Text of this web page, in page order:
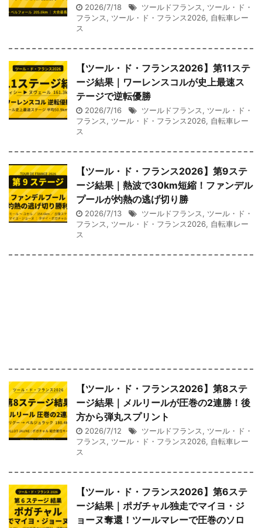
2026/7/18 ツールドフランス, ツール・ド・
フランス, ツール・ド・フランス2026, 自転車レー
ス
【ツール・ド・フランス2026】第11ステ
ージ結果｜ワーレンスコルが史上最速ス
テージで逆転優勝
2026/7/16 ツールドフランス, ツール・ド・
フランス, ツール・ド・フランス2026, 自転車レー
ス
【ツール・ド・フランス2026】第9ステ
ージ結果｜熱波で30km短縮！ファンデル
プールが灼熱の逃げ切り勝
2026/7/13 ツールドフランス, ツール・ド・
フランス, ツール・ド・フランス2026, 自転車レー
ス
【ツール・ド・フランス2026】第8ステ
ージ結果｜メルリールが圧巻の2連勝！後
方から弾丸スプリント
2026/7/12 ツールドフランス, ツール・ド・
フランス, ツール・ド・フランス2026, 自転車レー
ス
【ツール・ド・フランス2026】第6ステ
ージ結果｜ポガチャル独走でマイヨ・ジ
ョーヌ奪還！ツールマレーで圧巻のソロ